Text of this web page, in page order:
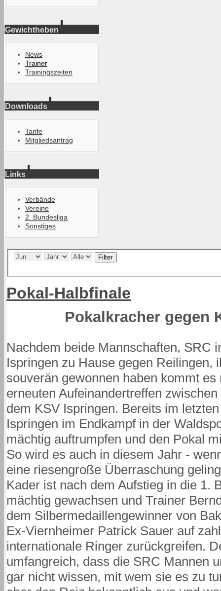
Gewichtheben
News
Trainer
Trainingszeiten
Downloads
Tarife
Mitgliedsantrag
Links
Verbände
Vereine
2. Bundesliga
Sonstiges
Filter
Pokal-Halbfinale
Pokalkracher gegen
Nachdem beide Mannschaften, SRC
Ispringen zu Hause gegen Reilingen,
souverän gewonnen haben kommt
erneuten Aufeinandertreffen
dem KSV Ispringen. Bereits im
Ispringen im Endkampf in der
mächtig auftrumpfen und den Pokal
So wird es auch in diesem Jahr -
eine riesengroße Überraschung
Kader ist nach dem Aufstieg in die 1.
mächtig gewachsen und Trainer
dem Silbermedaillengewinner von
Ex-Viernheimer Patrick Sauer auf
internationale Ringer zurückgreifen.
umfangreich, dass die SRC Mannen
gar nicht wissen, mit wem sie es zu